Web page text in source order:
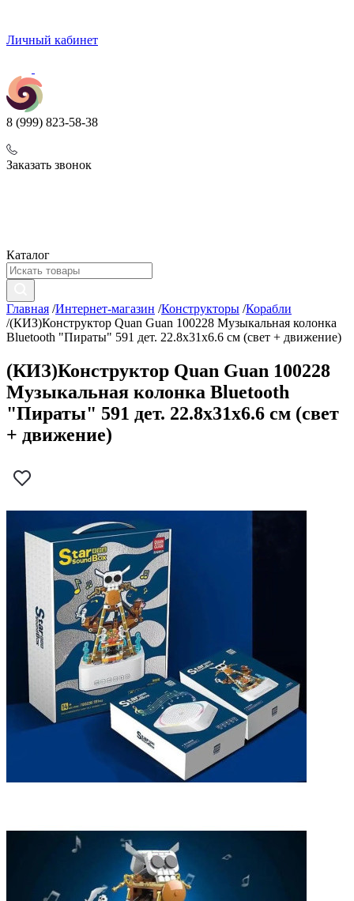
Личный кабинет
8 (999) 823-58-38
Заказать звонок
Каталог
Главная /Интернет-магазин /Конструкторы /Корабли
/(КИЗ)Конструктор Quan Guan 100228 Музыкальная колонка
Bluetooth "Пираты" 591 дет. 22.8x31x6.6 см (свет + движение)
(КИЗ)Конструктор Quan Guan 100228
Музыкальная колонка Bluetooth
"Пираты" 591 дет. 22.8x31x6.6 см (свет
+ движение)